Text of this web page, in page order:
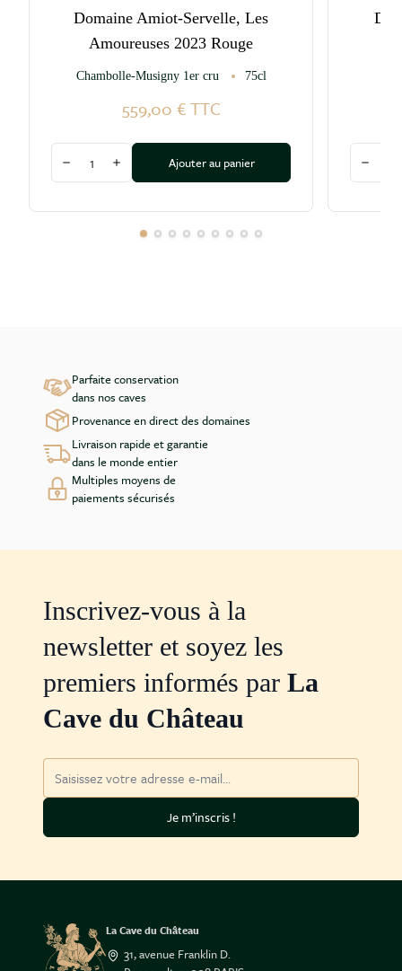
Domaine Amiot-Servelle, Les
Amoureuses 2023 Rouge
Chambolle-Musigny 1er cru 75cl
559,00 €TTC
Diminuer la quantité
Augmenter la quantité
Ajouter au panier
Parfaite conservation
dans nos caves
Provenance en direct des domaines
Livraison rapide et garantie
dans le monde entier
Multiples moyens de
paiements sécurisés
Inscrivez-vous à la
newsletter et soyez les
premiers informés par La
Cave du Château
Je m’inscris !
La Cave du Château
31, avenue Franklin D.